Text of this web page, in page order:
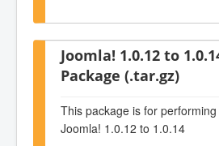
Joomla! 1.0.12 to
Package (.tar.gz)
This package is for
Joomla! 1.0.12 to 1.0.14